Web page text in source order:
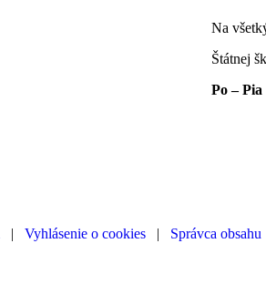
Na
Štátnej
Po –
| Vyhlásenie o cookies | Správca obsahu